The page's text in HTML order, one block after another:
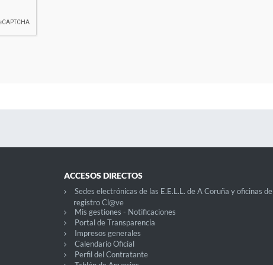
ACCESOS DIRECTOS
Sedes electrónicas de las E.E.L.L. de A Coruña y oficinas de
registro Cl@ve
Mis gestiones - Notificaciones
Portal de Transparencia
Impresos generales
Calendario Oficial
Perfil del Contratante